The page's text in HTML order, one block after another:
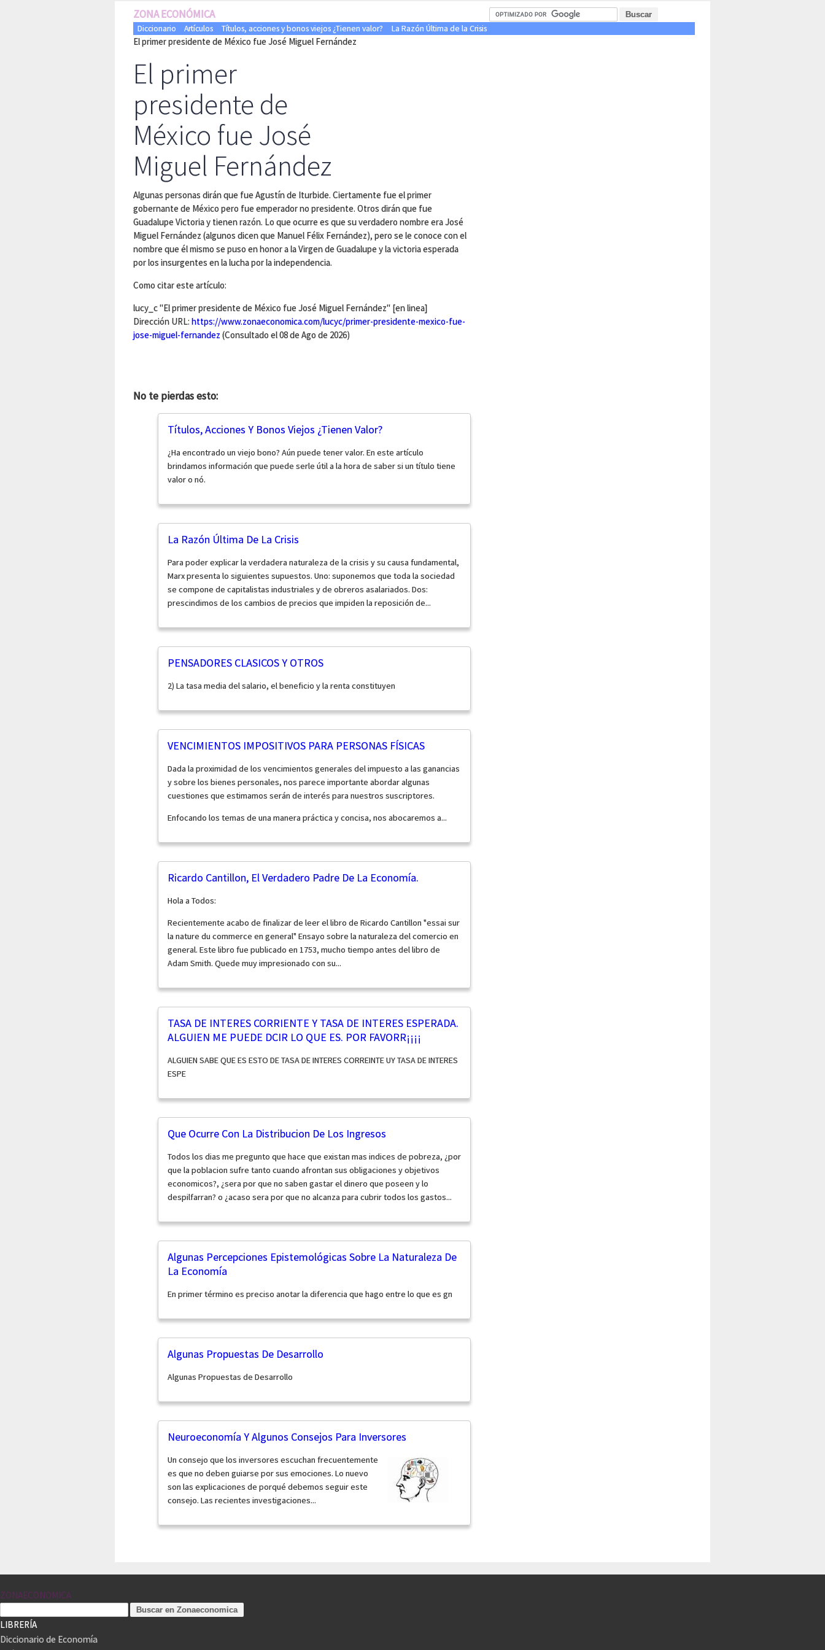
ZONA ECONÓMICA
Diccionario Artículos Títulos, acciones y bonos viejos ¿Tienen valor? La Razón Última de la Crisis
El primer presidente de México fue José Miguel Fernández
El primer
presidente de
México fue José
Miguel Fernández
Algunas personas dirán que fue Agustín de Iturbide. Ciertamente fue el primer
gobernante de México pero fue emperador no presidente. Otros dirán que fue
Guadalupe Victoria y tienen razón. Lo que ocurre es que su verdadero nombre era José
Miguel Fernández (algunos dicen que Manuel Félix Fernández), pero se le conoce con el
nombre que él mismo se puso en honor a la Virgen de Guadalupe y la victoria esperada
por los insurgentes en la lucha por la independencia.
Como citar este artículo:
lucy_c "El primer presidente de México fue José Miguel Fernández" [en linea]
Dirección URL: https://www.zonaeconomica.com/lucyc/primer-presidente-mexico-fue-
jose-miguel-fernandez (Consultado el 08 de Ago de 2026)
No te pierdas esto:
Títulos, Acciones Y Bonos Viejos ¿Tienen Valor?
¿Ha encontrado un viejo bono? Aún puede tener valor. En este artículo
brindamos información que puede serle útil a la hora de saber si un título tiene
valor o nó.
La Razón Última De La Crisis
Para poder explicar la verdadera naturaleza de la crisis y su causa fundamental,
Marx presenta lo siguientes supuestos. Uno: suponemos que toda la sociedad
se compone de capitalistas industriales y de obreros asalariados. Dos:
prescindimos de los cambios de precios que impiden la reposición de...
PENSADORES CLASICOS Y OTROS
2) La tasa media del salario, el beneficio y la renta constituyen
VENCIMIENTOS IMPOSITIVOS PARA PERSONAS FÍSICAS
Dada la proximidad de los vencimientos generales del impuesto a las ganancias
y sobre los bienes personales, nos parece importante abordar algunas
cuestiones que estimamos serán de interés para nuestros suscriptores.
Enfocando los temas de una manera práctica y concisa, nos abocaremos a...
Ricardo Cantillon, El Verdadero Padre De La Economía.
Hola a Todos:
Recientemente acabo de finalizar de leer el libro de Ricardo Cantillon "essai sur
la nature du commerce en general" Ensayo sobre la naturaleza del comercio en
general. Este libro fue publicado en 1753, mucho tiempo antes del libro de
Adam Smith. Quede muy impresionado con su...
TASA DE INTERES CORRIENTE Y TASA DE INTERES ESPERADA.
ALGUIEN ME PUEDE DCIR LO QUE ES. POR FAVORR¡¡¡¡
ALGUIEN SABE QUE ES ESTO DE TASA DE INTERES CORREINTE UY TASA DE INTERES
ESPE
Que Ocurre Con La Distribucion De Los Ingresos
Todos los dias me pregunto que hace que existan mas indices de pobreza, ¿por
que la poblacion sufre tanto cuando afrontan sus obligaciones y objetivos
economicos?, ¿sera por que no saben gastar el dinero que poseen y lo
despilfarran? o ¿acaso sera por que no alcanza para cubrir todos los gastos...
Algunas Percepciones Epistemológicas Sobre La Naturaleza De
La Economía
En primer término es preciso anotar la diferencia que hago entre lo que es gn
Algunas Propuestas De Desarrollo
Algunas Propuestas de Desarrollo
Neuroeconomía Y Algunos Consejos Para Inversores
Un consejo que los inversores escuchan frecuentemente
es que no deben guiarse por sus emociones. Lo nuevo
son las explicaciones de porqué debemos seguir este
consejo. Las recientes investigaciones...
ZONAECONOMICA
LIBRERÍA
Diccionario de Economía